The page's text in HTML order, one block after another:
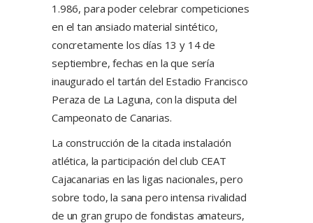
1.986, para poder celebrar competiciones
en el tan ansiado material sintético,
concretamente los días 13 y 14 de
septiembre, fechas en la que sería
inaugurado el tartán del Estadio Francisco
Peraza de La Laguna, con la disputa del
Campeonato de Canarias.
La construcción de la citada instalación
atlética, la participación del club CEAT
Cajacanarias en las ligas nacionales, pero
sobre todo, la sana pero intensa rivalidad
de un gran grupo de fondistas amateurs,